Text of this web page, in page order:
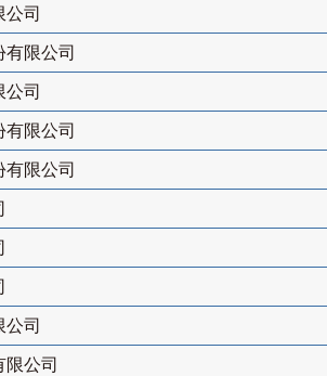
司
限公司
司
限公司
限公司
司
公司